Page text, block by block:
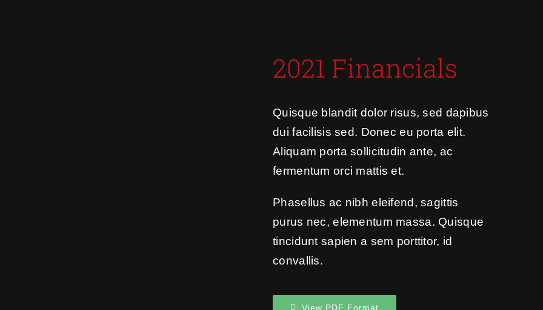
2021 Financials
Quisque blandit dolor risus, sed dapibus
dui facilisis sed. Donec eu porta elit.
Aliquam porta sollicitudin ante, ac
fermentum orci mattis et.
Phasellus ac nibh eleifend, sagittis
purus nec, elementum massa. Quisque
tincidunt sapien a sem porttitor, id
convallis.
View PDF Format